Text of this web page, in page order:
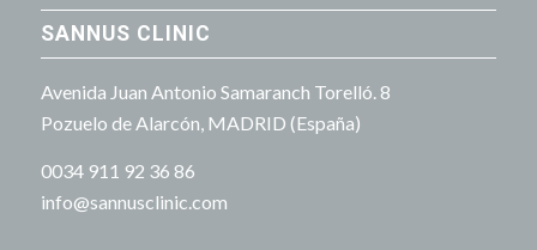
SANNUS CLINIC
Avenida Juan Antonio Samaranch Torelló. 8
Pozuelo de Alarcón, MADRID (España)
0034 911 92 36 86
info@sannusclinic.com